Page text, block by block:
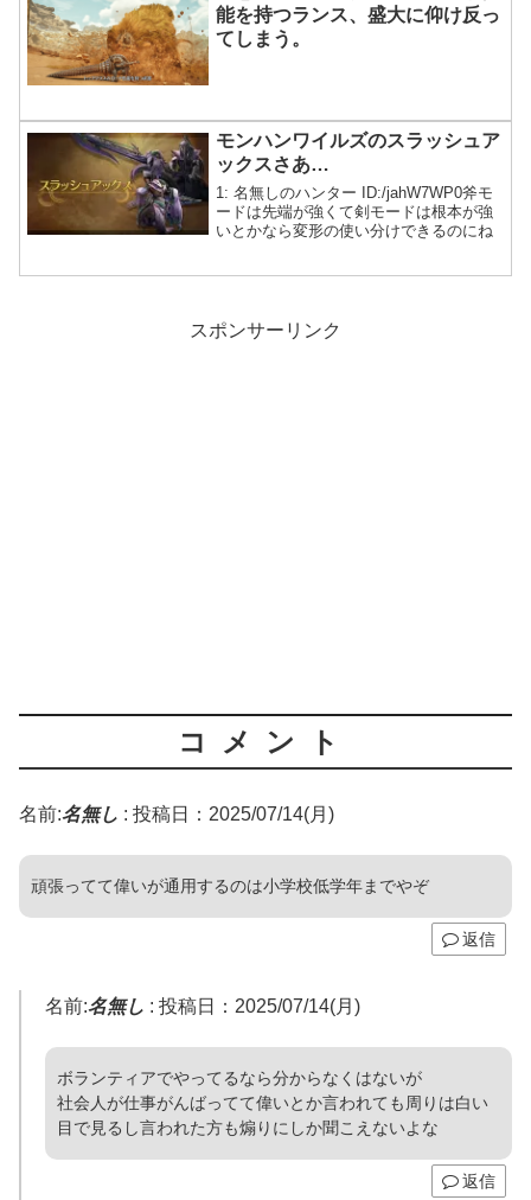
能を持つランス、盛大に仰け反っ
てしまう。
モンハンワイルズのスラッシュア
ックスさあ…
1: 名無しのハンター ID:/jahW7WP0斧モ
ードは先端が強くて剣モードは根本が強
いとかなら変形の使い分けできるのにね
スポンサーリンク
コメント
名前:名無し : 投稿日：2025/07/14(月)
頑張ってて偉いが通用するのは小学校低学年までやぞ
返信
名前:名無し : 投稿日：2025/07/14(月)
ボランティアでやってるなら分からなくはないが
社会人が仕事がんばってて偉いとか言われても周りは白い
目で見るし言われた方も煽りにしか聞こえないよな
返信